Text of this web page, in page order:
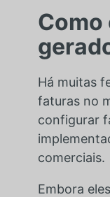
Como
Há muitas
faturas no
configurar
comerciais.
Embora